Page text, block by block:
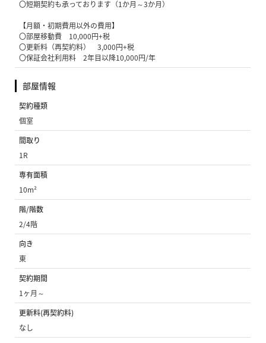
〇短期契約も承っております（1か月～3か月）
【月額・初期費用以外の費用】
〇部屋移動費 10,000円+税
〇更新料（再契約料） 3,000円+税
〇保証会社利用料 2年目以降10,000円/年
部屋情報
契約種類
個室
間取り
1R
専有面積
10m²
階/階数
2/4階
向き
東
契約期間
1ヶ月～
更新料(再契約料)
なし